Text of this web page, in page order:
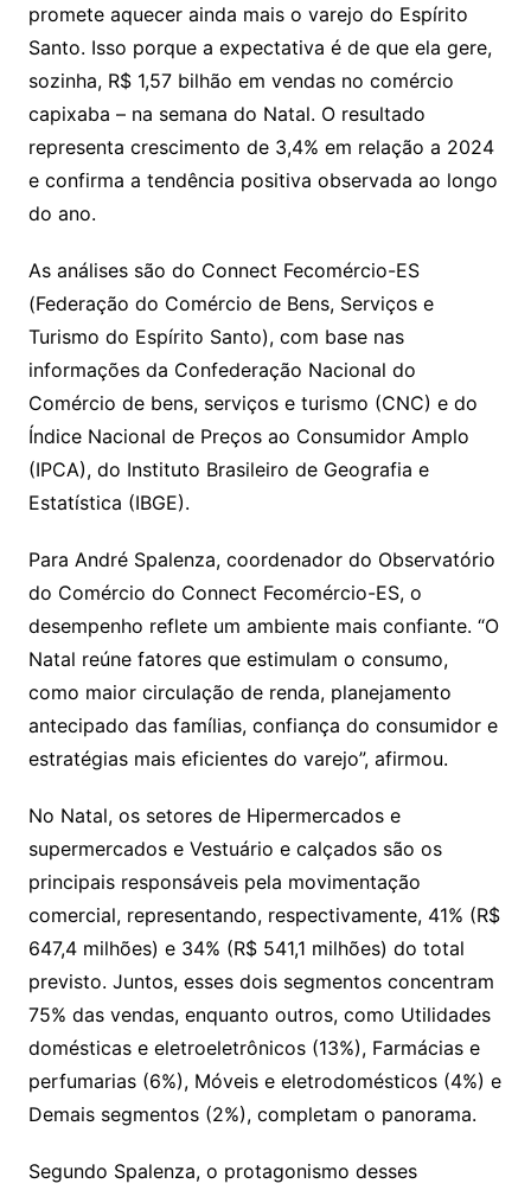
promete aquecer ainda mais o varejo do Espírito
Santo. Isso porque a expectativa é de que ela gere,
sozinha, R$ 1,57 bilhão em vendas no comércio
capixaba – na semana do Natal. O resultado
representa crescimento de 3,4% em relação a 2024
e confirma a tendência positiva observada ao longo
do ano.
As análises são do Connect Fecomércio-ES
(Federação do Comércio de Bens, Serviços e
Turismo do Espírito Santo), com base nas
informações da Confederação Nacional do
Comércio de bens, serviços e turismo (CNC) e do
Índice Nacional de Preços ao Consumidor Amplo
(IPCA), do Instituto Brasileiro de Geografia e
Estatística (IBGE).
Para André Spalenza, coordenador do Observatório
do Comércio do Connect Fecomércio-ES, o
desempenho reflete um ambiente mais confiante. “O
Natal reúne fatores que estimulam o consumo,
como maior circulação de renda, planejamento
antecipado das famílias, confiança do consumidor e
estratégias mais eficientes do varejo”, afirmou.
No Natal, os setores de Hipermercados e
supermercados e Vestuário e calçados são os
principais responsáveis pela movimentação
comercial, representando, respectivamente, 41% (R$
647,4 milhões) e 34% (R$ 541,1 milhões) do total
previsto. Juntos, esses dois segmentos concentram
75% das vendas, enquanto outros, como Utilidades
domésticas e eletroeletrônicos (13%), Farmácias e
perfumarias (6%), Móveis e eletrodomésticos (4%) e
Demais segmentos (2%), completam o panorama.
Segundo Spalenza, o protagonismo desses